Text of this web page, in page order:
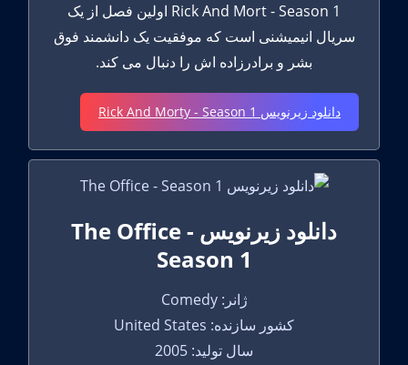
Rick And Mort - Season 1 اولین فصل از یک
سریال انیمیشنی است که موفقیت یک دانشمند فوق
بشر و برادرزاده اش را دنبال می کند.
دانلود زیرنویس Rick And Morty - Season 1
دانلود زیرنویس The Office -
Season 1
ژانر: Comedy
کشور سازنده: United States
سال تولید: 2005